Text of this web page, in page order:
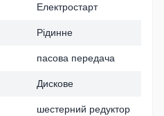
Електростарт
Рідинне
пасова передача
Дискове
шестерний редуктор